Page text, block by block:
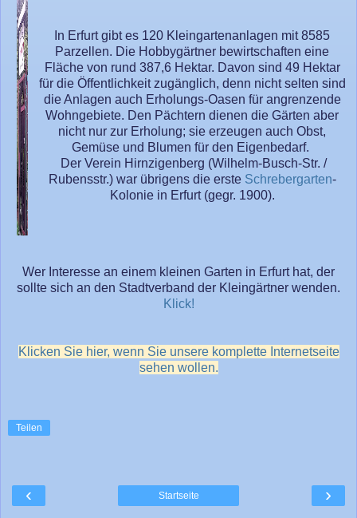
In Erfurt gibt es 120 Kleingartenanlagen mit 8585
Parzellen. Die Hobbygärtner bewirtschaften eine
Fläche von rund 387,6 Hektar. Davon sind 49 Hektar
für die Öffentlichkeit zugänglich, denn nicht selten sind
die Anlagen auch Erholungs-Oasen für angrenzende
Wohngebiete. Den Pächtern dienen die Gärten aber
nicht nur zur Erholung; sie erzeugen auch Obst,
Gemüse und Blumen für den Eigenbedarf.
Der Verein Hirnzigenberg (Wilhelm-Busch-Str. /
Rubensstr.) war übrigens die erste Schrebergarten-
Kolonie in Erfurt (gegr. 1900).
Wer Interesse an einem kleinen Garten in Erfurt hat, der
sollte sich an den Stadtverband der Kleingärtner wenden.
Klick!
Klicken Sie hier, wenn Sie unsere komplette Internetseite
sehen wollen.
Teilen
‹ ›
Startseite